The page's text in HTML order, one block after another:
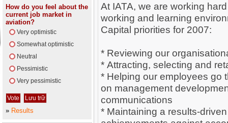
How do you feel about the
current job market in
aviation?
Very optimistic
Somewhat optimistic
Neutral
Pessimistic
Very pessimistic
» Results
At IATA, we are working
working and learning
Capital priorities for 2007:
* Reviewing our
* Attracting, selecting and
* Helping our employees go
on management
communications
* Maintaining a results-